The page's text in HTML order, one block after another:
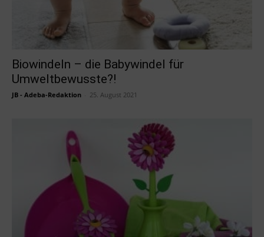
Biowindeln – die Babywindel für
Umweltbewusste?!
JB - Adeba-Redaktion 25. August 2021